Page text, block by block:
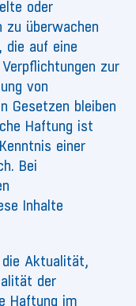
oder
zu überwachen
die auf eine
zur
von
Gesetzen bleiben
Haftung ist
einer
Bei
Inhalte
die Aktualität,
der
Haftung im